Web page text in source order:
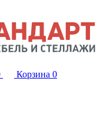
Корзина 0